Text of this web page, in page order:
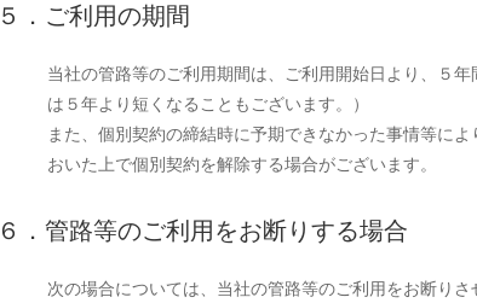
５．ご利用の期間
当社の管路等のご利用期間は、ご利用開始日より、５
は５年より短くなることもございます。）
また、個別契約の締結時に予期できなかった事情等に
おいた上で個別契約を解除する場合がございます。
６．管路等のご利用をお断りする場合
次の場合については、当社の管路等のご利用をお断りさ